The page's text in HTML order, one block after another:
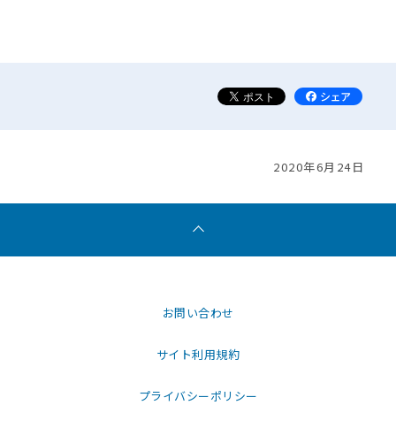
2020年6月24日
お問い合わせ
サイト利用規約
プライバシーポリシー